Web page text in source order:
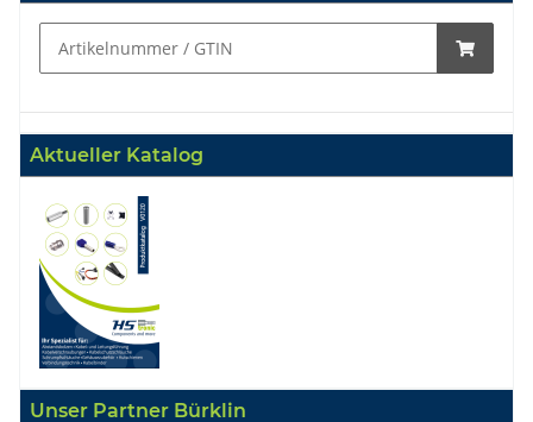
Aktueller Katalog
Unser Partner Bürklin